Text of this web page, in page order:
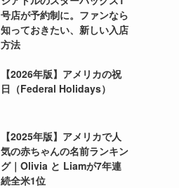
号店が予約制に。ファンなら
知っておきたい、新しい入店
方法
【2026年版】アメリカの祝
日（Federal Holidays）
【2025年版】アメリカで人
気の赤ちゃんの名前ランキン
グ｜Olivia と Liamが7年連
続全米1位